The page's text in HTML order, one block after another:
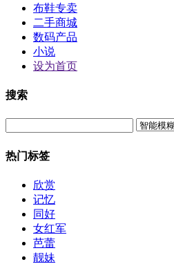
布鞋专卖
二手商城
数码产品
小说
设为首页
搜索
热门标签
欣赏
记忆
同好
女红军
芭蕾
靓妹